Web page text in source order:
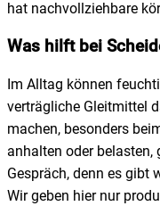
hat nachvollziehbare
Was hilft bei
Im Alltag können
verträgliche Gleitmittel
machen, besonders
anhalten oder
Gespräch, denn es gibt
Wir geben hier nur